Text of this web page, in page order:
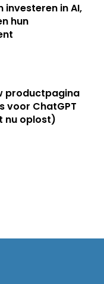
investeren in AI,
hun
productpagina
voor ChatGPT
nu oplost)